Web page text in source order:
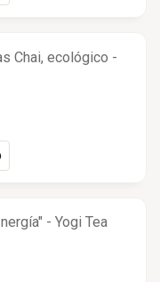
Chai, ecológico -
- Yogi Tea